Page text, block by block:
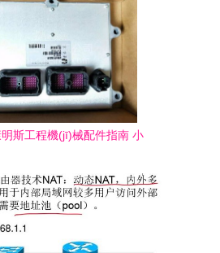
斯工程機(jī)械配件指南 小
號(hào)4921776）